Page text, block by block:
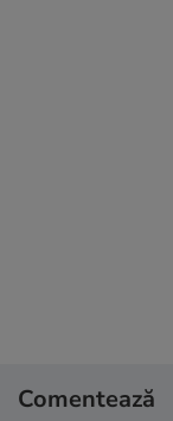
Comentează